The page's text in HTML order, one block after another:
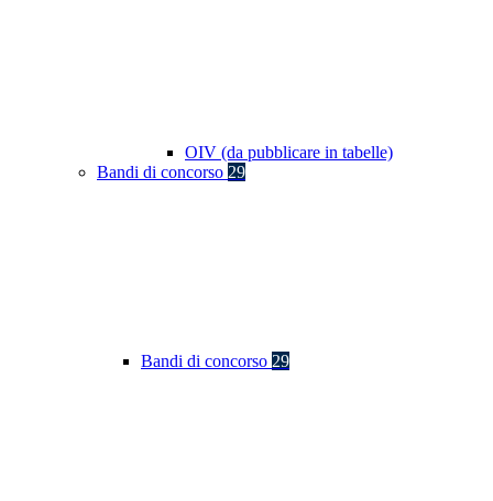
OIV (da pubblicare in tabelle)
Bandi di concorso 29
Bandi di concorso 29